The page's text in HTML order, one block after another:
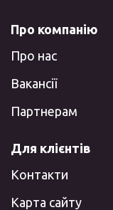
Про компанію
Про нас
Вакансії
Партнерам
Для клієнтів
Контакти
Карта сайту